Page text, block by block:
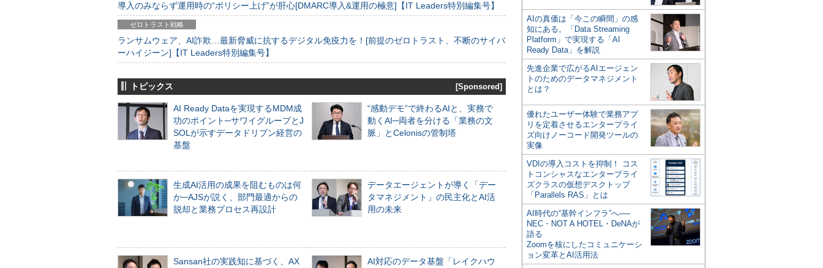
導入のみならず運用時の“ポリシー上げ”が肝心[DMARC導入&運用の極意]【IT Leaders特別編集号】
ゼロトラスト戦略
ランサムウェア、AI詐欺…最新脅威に抗するデジタル免疫力を！[前提のゼロトラスト、不断のサイバ
ーハイジーン]【IT Leaders特別編集号】
トピックス [Sponsored]
AI Ready Dataを実現するMDM成
功のポイント─サワイグループとJ
SOLが示すデータドリブン経営の
基盤
“感動デモ”で終わるAIと、実務で
動くAI─両者を分ける「業務の文
脈」とCelonisの管制塔
生成AI活用の成果を阻むものは何
か─AJSが説く、部門最適からの
脱却と業務プロセス再設計
データエージェントが導く「デー
タマネジメント」の民主化とAI活
用の未来
Sansan社の実践知に基づく、AX
AI対応のデータ基盤「レイクハウ
AIの真価は「今この瞬間」の感
知にある。「Data Streaming
Platform」で実現する「AI
Ready Data」を解説
先進企業で広がるAIエージェン
トのためのデータマネジメント
とは？
優れたユーザー体験で業務アプ
リを定着させるエンタープライ
ズ向けノーコード開発ツールの
実像
VDIの導入コストを抑制！ コス
トコンシャスなエンタープライ
ズクラスの仮想デスクトップ
「Parallels RAS」とは
AI時代の“基幹インフラ”へ──
NEC・NOT A HOTEL・DeNAが
語る
Zoomを核にしたコミュニケーシ
ョン変革とAI活用法